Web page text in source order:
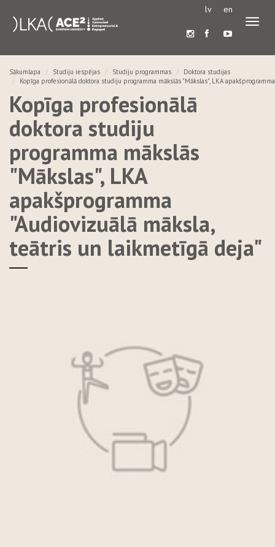
lv en
Sākumlapa Studiju iespējas Studiju programmas
Doktora studijas
Kopīga profesionālā doktora studiju programma mākslās "Mākslas", LKA
Kopīga profesionālā
doktora studiju
programma mākslās
"Mākslas", LKA
apakšprogramma
"Audiovizuālā māksla,
teātris un laikmetīgā deja"